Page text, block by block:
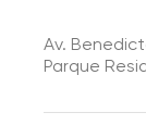
Av.
Parque